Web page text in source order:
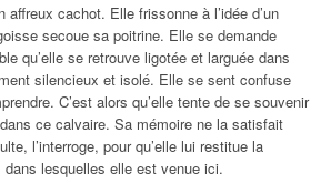
affreux cachot. Elle frissonne à l’idée d’un
secoue sa poitrine. Elle se demande
qu’elle se retrouve ligotée et larguée dans
silencieux et isolé. Elle se sent confuse
C’est alors qu’elle tente de se souvenir
ce calvaire. Sa mémoire ne la satisfait
l’interroge, pour qu’elle lui restitue la
lesquelles elle est venue ici.